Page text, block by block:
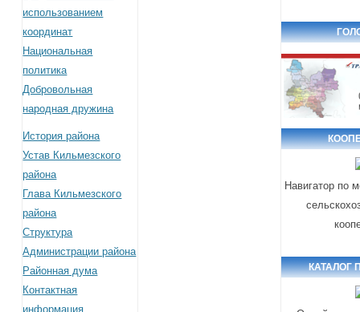
использованием
координат
Национальная
политика
Добровольная
народная дружина
История района
Устав Кильмезского
района
Глава Кильмезского
района
Структура
Администрации района
Районная дума
Контактная
информация
Навигатор по
КАТАЛОГ